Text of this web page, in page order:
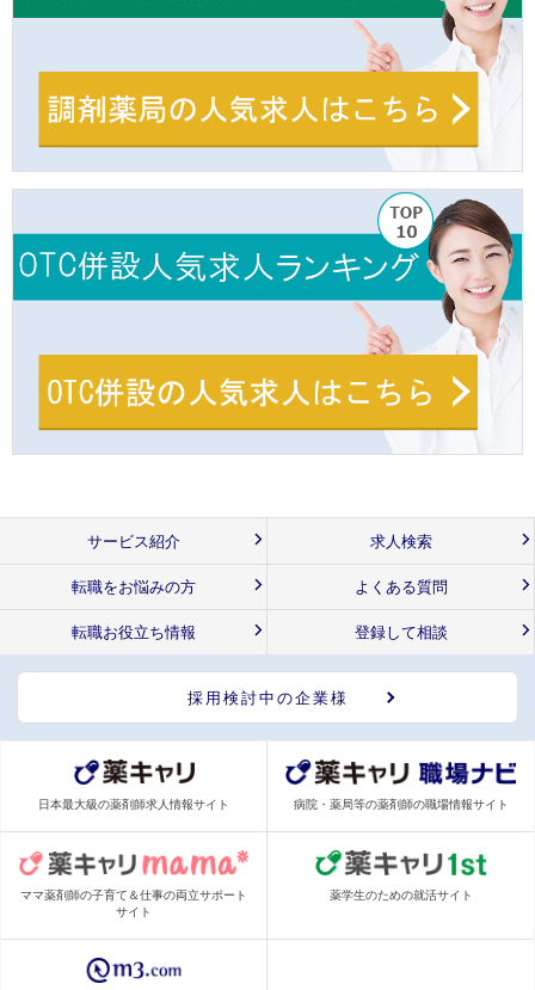
サービス紹介 求人検索
転職をお悩みの方 よくある質問
転職お役立ち情報 登録して相談
採用検討中の企業様
日本最大級の薬剤師求人情報サイト 病院・薬局等の薬剤師の職場情報サイト
ママ薬剤師の子育て＆仕事の両立サポート
サイト
薬学生のための就活サイト